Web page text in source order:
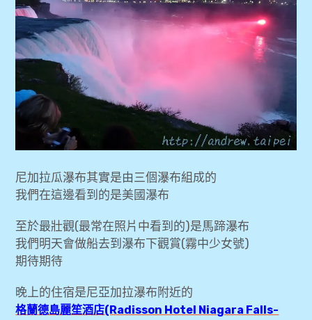
尼加拉瓜瀑布其實是由三個瀑布組成的
我們在這邊看到的是美國瀑布
至於最壯觀(最常在照片中看到的)是馬蹄瀑布
我們明天會做船去到瀑布下觀賞(霧中少女號)
期待期待
晚上的住宿是尼亞加拉瀑布附近的
格蘭德島麗笙酒店(Radisson Hotel Niagara Falls-